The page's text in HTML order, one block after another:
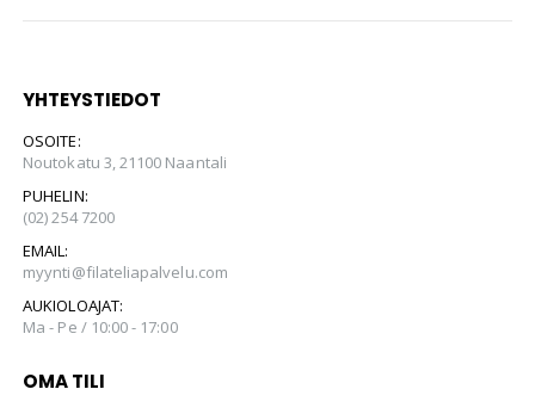
YHTEYSTIEDOT
OSOITE:
Noutokatu 3, 21100 Naantali
PUHELIN:
(02) 254 7200
EMAIL:
myynti@filateliapalvelu.com
AUKIOLOAJAT:
Ma - Pe / 10:00 - 17:00
OMA TILI